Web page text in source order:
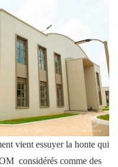
vient essuyer la honte qui
considérés comme des